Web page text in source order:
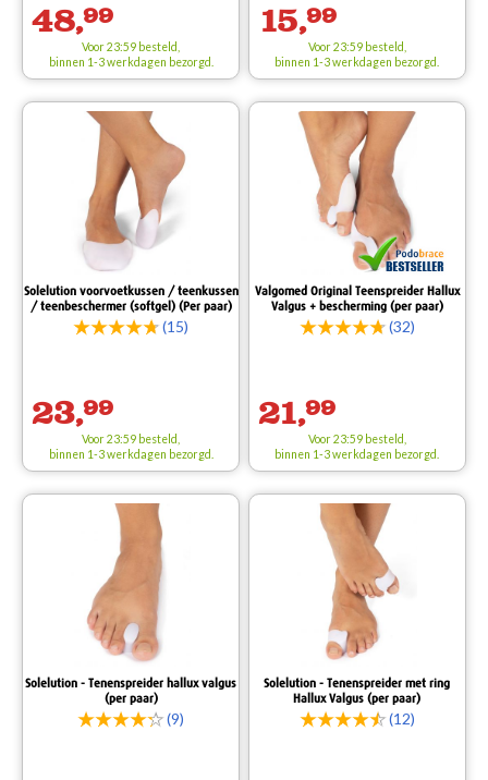
48,99
Voor 23:59 besteld,
binnen 1-3 werkdagen bezorgd.
15,99
Voor 23:59 besteld,
binnen 1-3 werkdagen bezorgd.
Solelution voorvoetkussen / teenkussen
/ teenbeschermer (softgel) (Per paar)
(15)
23,99
Voor 23:59 besteld,
binnen 1-3 werkdagen bezorgd.
Valgomed Original Teenspreider Hallux
Valgus + bescherming (per paar)
(32)
21,99
Voor 23:59 besteld,
binnen 1-3 werkdagen bezorgd.
Solelution - Tenenspreider hallux valgus
(per paar)
(9)
Solelution - Tenenspreider met ring
Hallux Valgus (per paar)
(12)